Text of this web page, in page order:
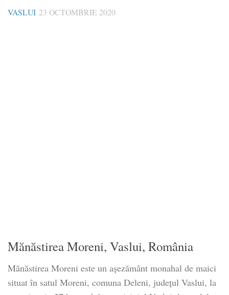
VASLUI 23 OCTOMBRIE 2020
Mănăstirea Moreni, Vaslui, România
Mănăstirea Moreni este un așezământ monahal de maici
situat în satul Moreni, comuna Deleni, județul Vaslui, la